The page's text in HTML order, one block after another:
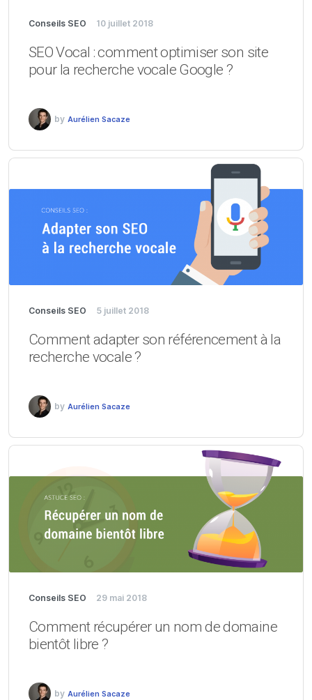
Conseils SEO 10 juillet 2018
SEO Vocal : comment optimiser son site
pour la recherche vocale Google ?
by Aurélien Sacaze
Conseils SEO 5 juillet 2018
Comment adapter son référencement à la
recherche vocale ?
by Aurélien Sacaze
Conseils SEO 29 mai 2018
Comment récupérer un nom de domaine
bientôt libre ?
by Aurélien Sacaze